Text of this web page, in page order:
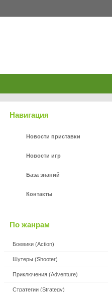
Навигация
Новости приставки
Новости игр
База знаний
Контакты
По жанрам
Боевики (Action)
Шутеры (Shooter)
Приключения (Adventure)
Стратегии (Strategy)